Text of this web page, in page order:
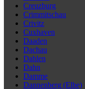
Creuzburg
Crimmitschau
Crivitz
Cuxhaven
Daaden
Dachau
Dahlen
Dahn
Damme
Dannenberg (Elbe)